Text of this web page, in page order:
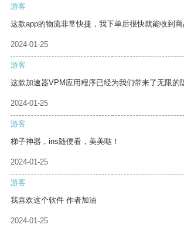
游客
这款app的物流非常快捷，我下单后很快就能收到商
2024-01-25
游客
这款加速器VPM应用程序已经为我们带来了无限的
2024-01-25
游客
梯子神器，ins随便看，美美哒！
2024-01-25
游客
我喜欢这个软件 作者加油
2024-01-25